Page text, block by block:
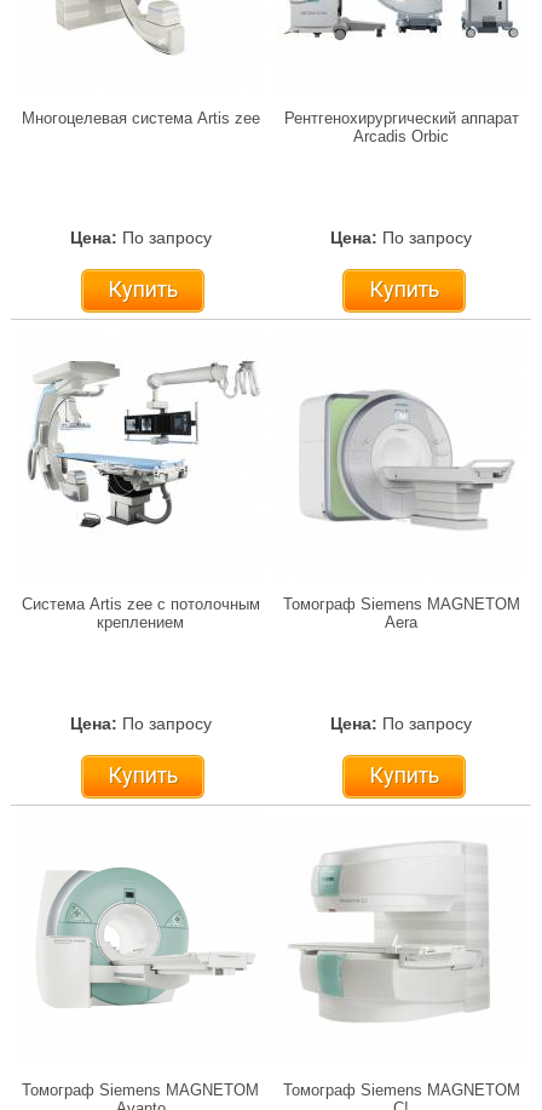
Многоцелевая система Artis zee
Цена: По запросу
Купить
Рентгенохирургический аппарат
Arcadis Orbic
Цена: По запросу
Купить
Система Artis zee с потолочным
креплением
Цена: По запросу
Купить
Томограф Siemens MAGNETOM
Aera
Цена: По запросу
Купить
Томограф Siemens MAGNETOM
Томограф Siemens MAGNETOM